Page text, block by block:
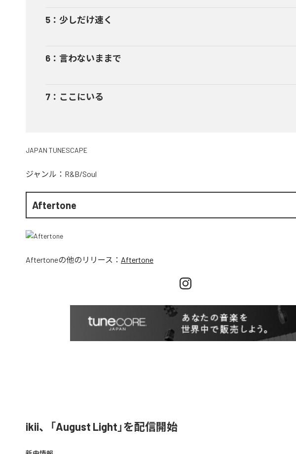
5 ： 少しだけ速く
6 ： 言わないままで
7 ： ここにいる
JAPAN TUNESCAPE
ジャンル： R&B/Soul
Aftertone
Aftertoneの他のリリース： Aftertone
ikii、「August Light」を配信開始